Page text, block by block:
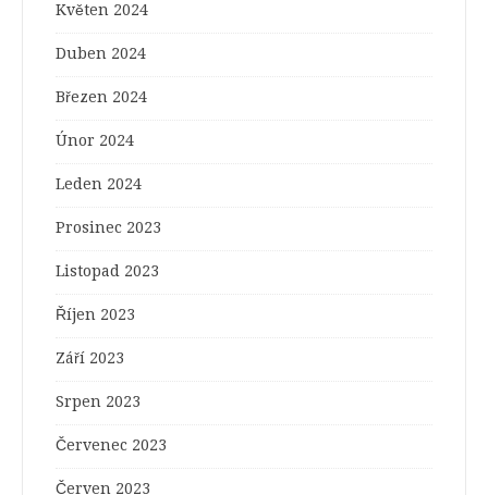
Květen 2024
Duben 2024
Březen 2024
Únor 2024
Leden 2024
Prosinec 2023
Listopad 2023
Říjen 2023
Září 2023
Srpen 2023
Červenec 2023
Červen 2023